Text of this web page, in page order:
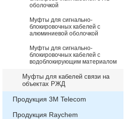
оболочкой
Муфты для сигнально-
блокировочных кабелей с
алюминиевой оболочкой
Муфты для сигнально-
блокировочных кабелей с
водоблокирующим материалом
Муфты для кабелей связи на
объектах РЖД
Продукция 3М Telecom
Продукция Raychem